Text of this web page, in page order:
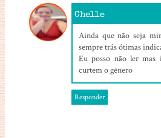
Chelle
Ainda que não seja
sempre trás ótimas
Eu posso não ler mas
curtem o gênero
Responder